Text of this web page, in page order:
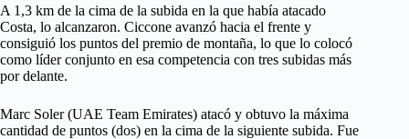
A 1,3 km de la cima de la subida en la que había atacado
Costa, lo alcanzaron. Ciccone avanzó hacia el frente y
consiguió los puntos del premio de montaña, lo que lo colocó
como líder conjunto en esa competencia con tres subidas más
por delante.
Marc Soler (UAE Team Emirates) atacó y obtuvo la máxima
cantidad de puntos (dos) en la cima de la siguiente subida. Fue